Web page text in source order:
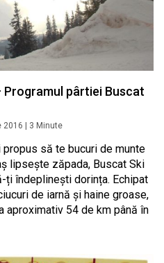
Programul pârtiei Buscat
2016 3 Minute
să te bucuri de munte
lipsește zăpada, Buscat Ski
ți îndeplinești dorința. Echipat
de iarnă și haine groase,
aproximativ 54 de km până în